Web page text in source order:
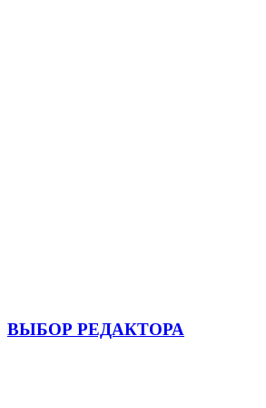
ВЫБОР РЕДАКТОРА